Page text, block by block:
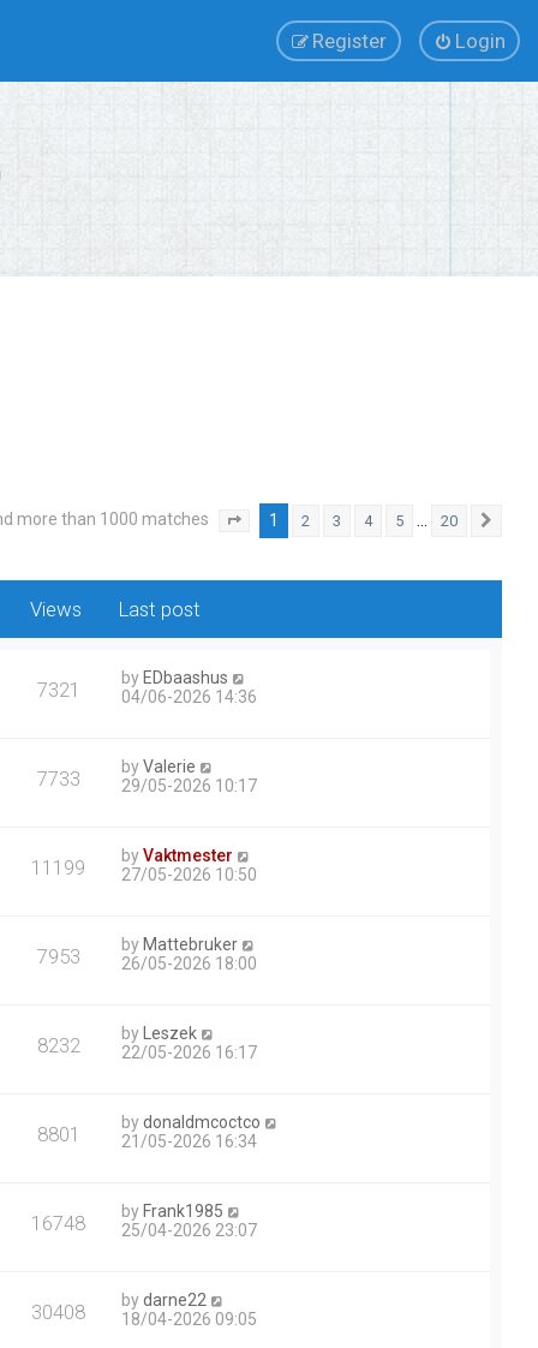
Login
Register
more than 1000 matches Page of
1 2 3 4 5 … 20
Views Last post
7321 by EDbaashus
04/06-2026 14:36
7733 byValerie
29/05-2026 10:17
11199 byVaktmester
27/05-2026 10:50
7953 by Mattebruker
26/05-2026 18:00
8232 by
Leszek
22/05-2026 16:17
8801 bydonaldmcoctco
21/05-2026 16:34
16748 by Frank1985
25/04-2026 23:07
30408 bydarne22
18/04-2026 09:05